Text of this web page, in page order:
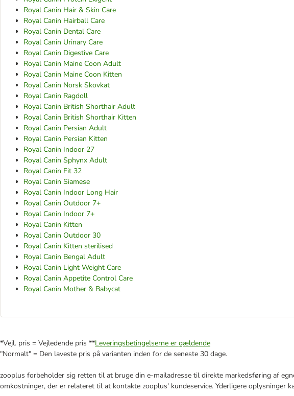
Royal Canin Hair & Skin Care
Royal Canin Hairball Care
Royal Canin Dental Care
Royal Canin Urinary Care
Royal Canin Digestive Care
Royal Canin Maine Coon Adult
Royal Canin Maine Coon Kitten
Royal Canin Norsk Skovkat
Royal Canin Ragdoll
Royal Canin British Shorthair Adult
Royal Canin British Shorthair Kitten
Royal Canin Persian Adult
Royal Canin Persian Kitten
Royal Canin Indoor 27
Royal Canin Sphynx Adult
Royal Canin Fit 32
Royal Canin Siamese
Royal Canin Indoor Long Hair
Royal Canin Outdoor 7+
Royal Canin Indoor 7+
Royal Canin Kitten
Royal Canin Outdoor 30
Royal Canin Kitten sterilised
Royal Canin Bengal Adult
Royal Canin Light Weight Care
Royal Canin Appetite Control Care
Royal Canin Mother & Babycat
*Vejl. pris = Vejledende pris **Leveringsbetingelserne er gældende
"Normalt" = Den laveste pris på varianten inden for de seneste 30 dage.
zooplus forbeholder sig retten til at bruge din e-mailadresse til direkte markedsføring af
omkostninger, der er relateret til at kontakte zooplus' kundeservice. Yderligere oplysninger